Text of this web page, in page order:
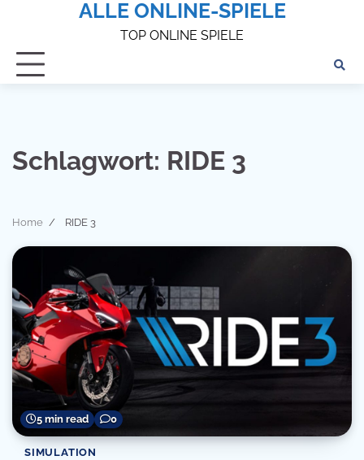
ALLE ONLINE-SPIELE
TOP ONLINE SPIELE
Schlagwort: RIDE 3
Home RIDE 3
5 min read 0
SIMULATION